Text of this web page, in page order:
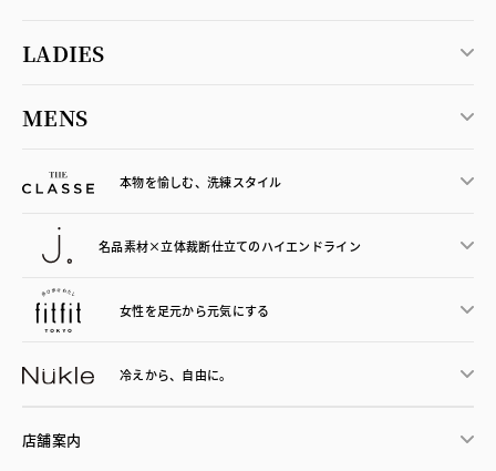
LADIES
MENS
本物を愉しむ、洗練スタイル
名品素材×立体裁断仕立てのハイエンドライン
女性を足元から元気にする
冷えから、 自由に。
店舗案内